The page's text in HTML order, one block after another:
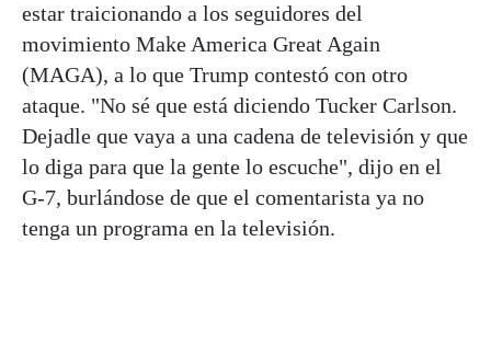
estar traicionando a los seguidores del
movimiento Make America Great Again
(MAGA), a lo que Trump contestó con otro
ataque. "No sé que está diciendo Tucker Carlson.
Dejadle que vaya a una cadena de televisión y que
lo diga para que la gente lo escuche", dijo en el
G-7, burlándose de que el comentarista ya no
tenga un programa en la televisión.